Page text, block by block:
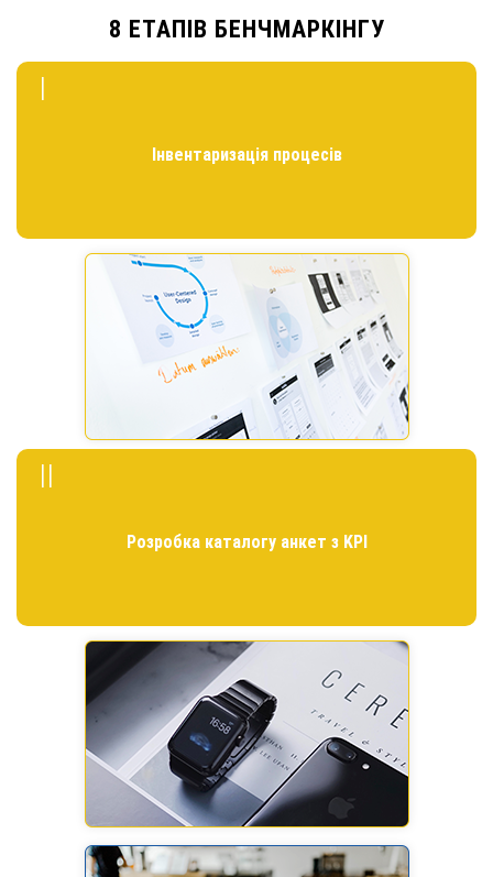
8 ЕТАПІВ БЕНЧМАРКІНГУ
I
Інвентаризація процесів
Встановлення ключових процесів
II
Розробка каталогу анкет з KPI